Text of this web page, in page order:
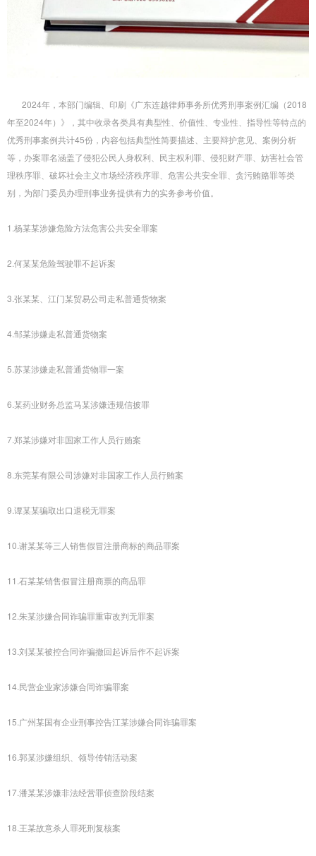
2024年，本部门编辑、印刷《广东连越律师事务所优秀刑事案例汇编（2018
年至2024年）》，其中收录各类具有典型性、价值性、专业性、指导性等特点的
优秀刑事案例共计45份，内容包括典型性简要描述、主要辩护意见、案例分析
等，办案罪名涵盖了侵犯公民人身权利、民主权利罪、侵犯财产罪、妨害社会管
理秩序罪、破坏社会主义市场经济秩序罪、危害公共安全罪、贪污贿赂罪等类
别，为部门委员办理刑事业务提供有力的实务参考价值。
1.杨某某涉嫌危险方法危害公共安全罪案
2.何某某危险驾驶罪不起诉案
3.张某某、江门某贸易公司走私普通货物案
4.邹某涉嫌走私普通货物案
5.苏某涉嫌走私普通货物罪一案
6.某药业财务总监马某涉嫌违规信披罪
7.郑某涉嫌对非国家工作人员行贿案
8.东莞某有限公司涉嫌对非国家工作人员行贿案
9.谭某某骗取出口退税无罪案
10.谢某某等三人销售假冒注册商标的商品罪案
11.石某某销售假冒注册商票的商品罪
12.朱某涉嫌合同诈骗罪重审改判无罪案
13.刘某某被控合同诈骗撤回起诉后作不起诉案
14.民营企业家涉嫌合同诈骗罪案
15.广州某国有企业刑事控告江某涉嫌合同诈骗罪案
16.郭某涉嫌组织、领导传销活动案
17.潘某某涉嫌非法经营罪侦查阶段结案
18.王某故意杀人罪死刑复核案